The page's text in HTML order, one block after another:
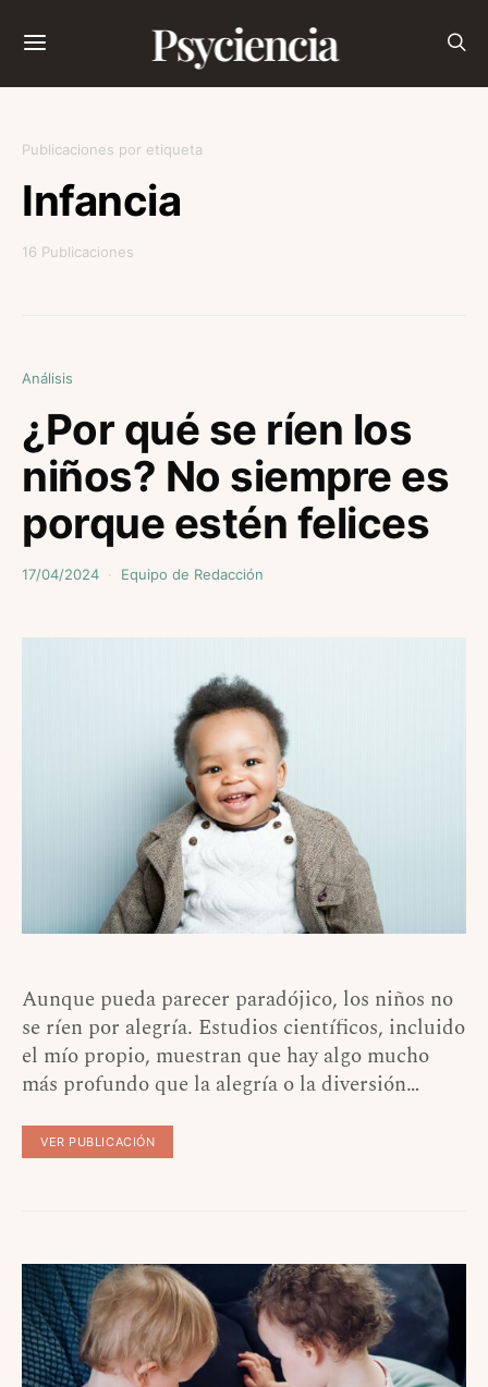
Psyciencia
Publicaciones por etiqueta
Infancia
16 Publicaciones
Análisis
¿Por qué se ríen los
niños? No siempre es
porque estén felices
17/04/2024 Equipo de Redacción
Aunque pueda parecer paradójico, los niños no
se ríen por alegría. Estudios científicos, incluido
el mío propio, muestran que hay algo mucho
más profundo que la alegría o la diversión…
VER PUBLICACIÓN